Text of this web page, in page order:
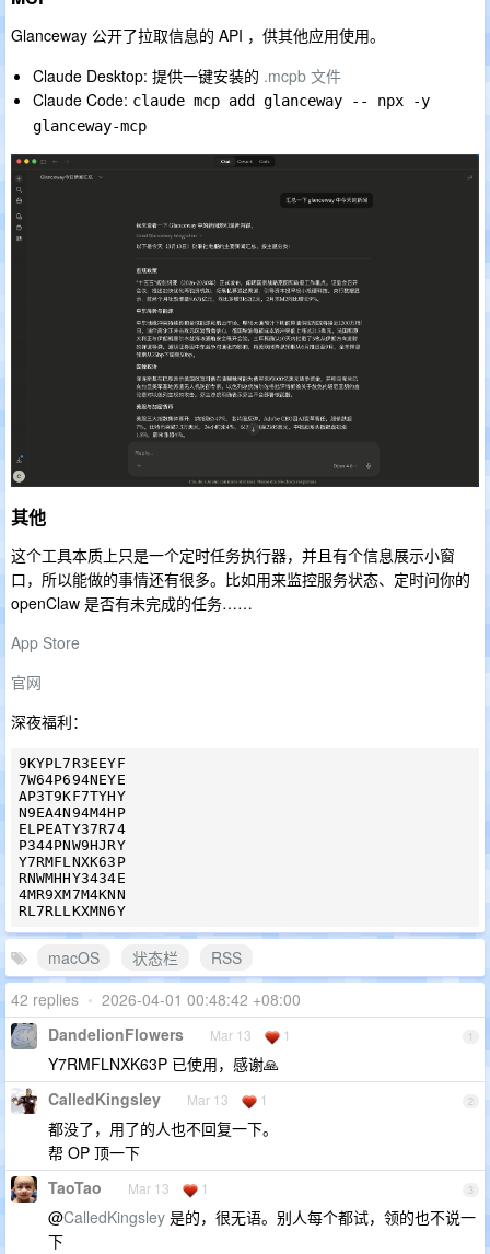
Glanceway 公开了拉取信息的 API ，供其他应用使用。
Claude Desktop: 提供一键安装的 .mcpb 文件
Claude Code: claude mcp add glanceway -- npx -y
glanceway-mcp
其他
这个工具本质上只是一个定时任务执行器，并且有个信息展示小窗
口，所以能做的事情还有很多。比如用来监控服务状态、定时问你的
openClaw 是否有未完成的任务……
App Store
官网
深夜福利：
9KYPL7R3EEYF
7W64P694NEYE
AP3T9KF7TYHY
N9EA4N94M4HP
ELPEATY37R74
P344PNW9HJRY
Y7RMFLNXK63P
RNWMHHY3434E
4MR9XM7M4KNN
RL7RLLKXMN6Y
macOS 状态栏
RSS
42 replies • 2026-04-01 00:48:42 +08:00
1
DandelionFlowers Mar 13 1
Y7RMFLNXK63P 已使用，感谢🙏
2
CalledKingsley Mar 13 1
都没了，用了的人也不回复一下。
帮 OP 顶一下
3
TaoTao Mar 13 1
@CalledKingsley 是的，很无语。别人每个都试，领的也不说一
下